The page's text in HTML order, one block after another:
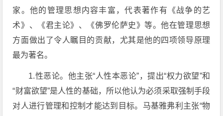
家。他的管理思想内容丰富，代表著作有《战争的艺
术》、《君主论》、《佛罗伦萨史》等。他在管理思想
方面做出了令人瞩目的贡献，尤其是他的四项领导原理
最为著名。
1.性恶论。他主张“人性本恶论”，提出“权力欲望”和
“财富欲望”是人性的基础，所以他认为必须采取强制手段
对人进行管理和控制才能达到目标。马基雅弗利主张“物